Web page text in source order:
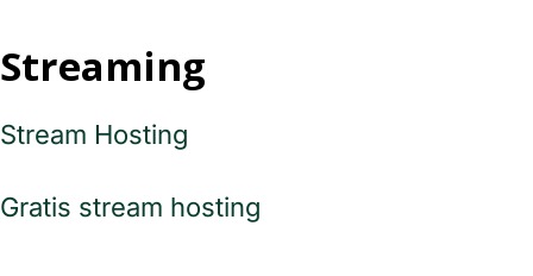
Streaming
Stream Hosting
Gratis stream hosting